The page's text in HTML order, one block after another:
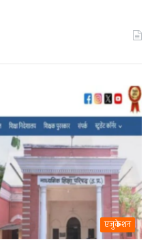
एजुकेशन